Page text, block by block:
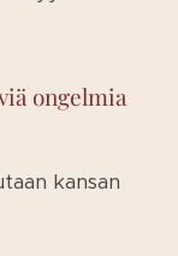
ongelmia
kansan